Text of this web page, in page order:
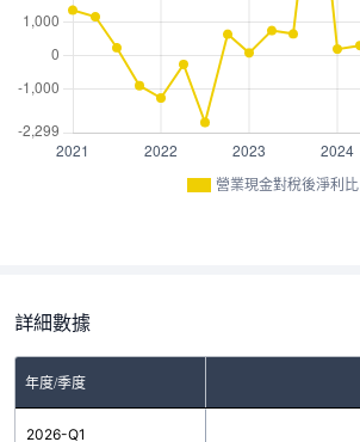
營業現金對稅後淨利比
詳細數據
年度/季度
2026-Q1